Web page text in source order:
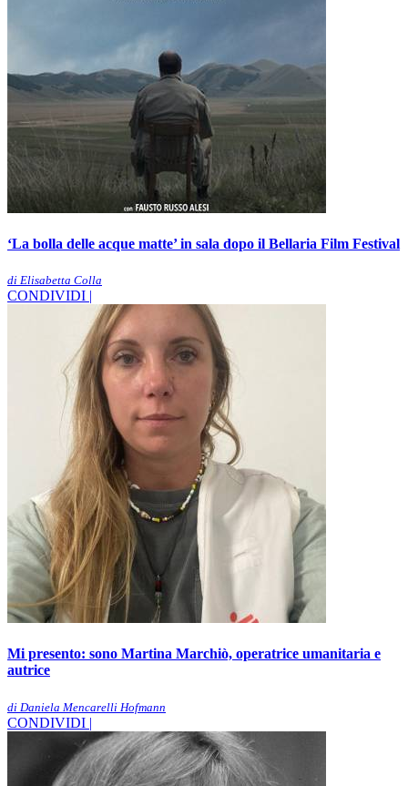
‘La bolla delle acque matte’ in sala dopo il Bellaria Film Festival
di Elisabetta Colla
CONDIVIDI |
Mi presento: sono Martina Marchiò, operatrice umanitaria e
autrice
di Daniela Mencarelli Hofmann
CONDIVIDI |